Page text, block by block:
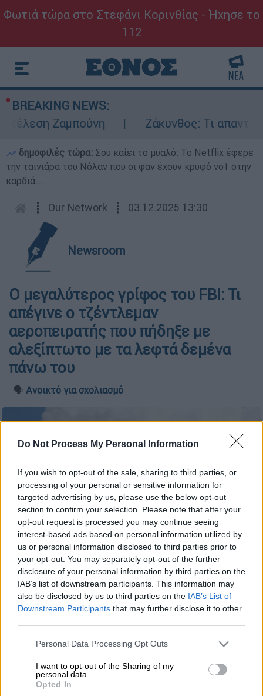
Do Not Process My Personal Information
If you wish to opt-out of the sale, sharing to third parties, or
processing of your personal or sensitive information for
targeted advertising by us, please use the below opt-out
section to confirm your selection. Please note that after your
opt-out request is processed you may continue seeing
interest-based ads based on personal information utilized by
us or personal information disclosed to third parties prior to
your opt-out. You may separately opt-out of the further
disclosure of your personal information by third parties on the
IAB’s list of downstream participants. This information may
also be disclosed by us to third parties on the IAB’s List of
Downstream Participants that may further disclose it to other
Please note that this website/app uses one or more Google
not limited to your visit or usage behaviour. You may click to
grant or deny consent to Google and its third-party tags to
use your data for below specified purposes in below Google
Personal Data Processing Opt Outs
I want to opt-out of the Sharing of my
personal data.
Opted In
Φωτιά τώρα στο Στεφάνι Κορινθίας - Ήχησε το
112
BREAKING NEWS:
Ζαμπούνη
Ζάκυνθος: Τι απαντά
δημοφιλές τώρα: Σου καίει το μυαλό: Το Netflix έφερε
την ταινιάρα του Νόλαν που οι φαν έχουν κρυφό νο1 στην
καρδιά...
┋ Our Network ┋ 03.12.2025 13:30
Newsroom
Ο μεγαλύτερος γρίφος του FBI: Τι
απέγινε ο τζέντλεμαν
αεροπειρατής που πήδηξε με
αλεξίπτωτο με τα λεφτά δεμένα
πάνω του
🗣️ Ανοικτό για σχολιασμό
Προσθέστε το ΕΘΝΟΣ στη Google
Αυτή η ιστορία διαθέτει όλα τα υλικά
έμπνευσης για σεναριογράφους και
σκηνοθέτες, καθώς περιλαμβάνει μυστήριο,
σασπένς, έναν γοητευτικό (αντί)ήρωα και